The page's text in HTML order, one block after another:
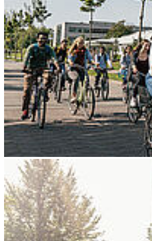
Go to slide 1
Go to slide 2
Go to slide 3
Go to slide 4
Go to slide 5
Go to slide 6
Go to slide 7
Go to slide 8
Go to slide 9
Zurück
Studentin der
tanzt sich zur WM
11.05.2026